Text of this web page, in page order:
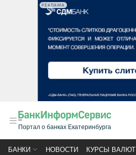
РЕКЛАМА
Портал о банках Екатеринбурга
БАНКИ НОВОСТИ КУРСЫ ВАЛЮТ